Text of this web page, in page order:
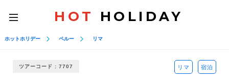
toggle
navigation
HOT HOLIDAY
ホットホリデー ペルー リマ
ツアーコード : 7707 リマ 宿泊